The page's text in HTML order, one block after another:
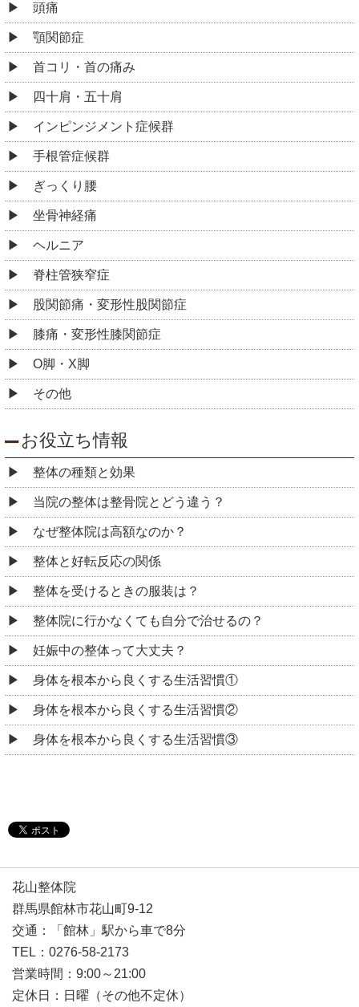
頭痛
顎関節症
首コリ・首の痛み
四十肩・五十肩
インピンジメント症候群
手根管症候群
ぎっくり腰
坐骨神経痛
ヘルニア
脊柱管狭窄症
股関節痛・変形性股関節症
膝痛・変形性膝関節症
O脚・X脚
その他
お役立ち情報
整体の種類と効果
当院の整体は整骨院とどう違う？
なぜ整体院は高額なのか？
整体と好転反応の関係
整体を受けるときの服装は？
整体院に行かなくても自分で治せるの？
妊娠中の整体って大丈夫？
身体を根本から良くする生活習慣①
身体を根本から良くする生活習慣②
身体を根本から良くする生活習慣③
花山整体院
群馬県館林市花山町9-12
交通：「館林」駅から車で8分
TEL：0276-58-2173
営業時間：9:00～21:00
定休日：日曜（その他不定休）